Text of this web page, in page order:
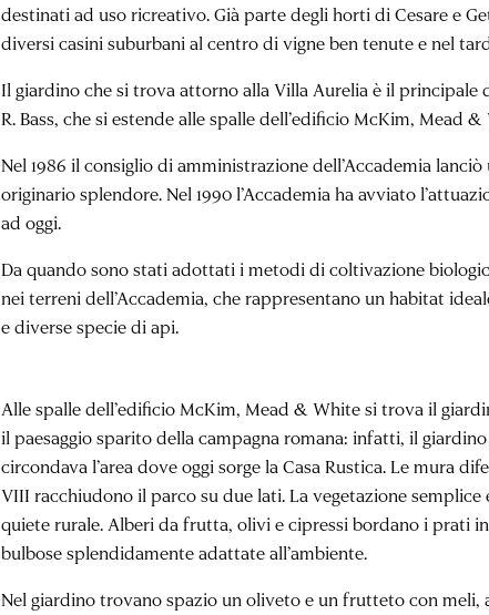
destinati ad uso ricreativo. Già parte degli horti di Cesare e
diversi casini suburbani al centro di vigne ben tenute e nel
Il giardino che si trova attorno alla Villa Aurelia è il principale
R. Bass, che si estende alle spalle dell’edificio McKim, Mead
Nel 1986 il consiglio di amministrazione dell’Accademia
originario splendore. Nel 1990 l’Accademia ha avviato
ad oggi.
Da quando sono stati adottati i metodi di coltivazione
nei terreni dell’Accademia, che rappresentano un habitat
e diverse specie di api.
Alle spalle dell’edificio McKim, Mead & White si trova il
il paesaggio sparito della campagna romana: infatti, il
circondava l’area dove oggi sorge la Casa Rustica. Le mura
VIII racchiudono il parco su due lati. La vegetazione
quiete rurale. Alberi da frutta, olivi e cipressi bordano i prati
bulbose splendidamente adattate all’ambiente.
Nel giardino trovano spazio un oliveto e un frutteto con meli,